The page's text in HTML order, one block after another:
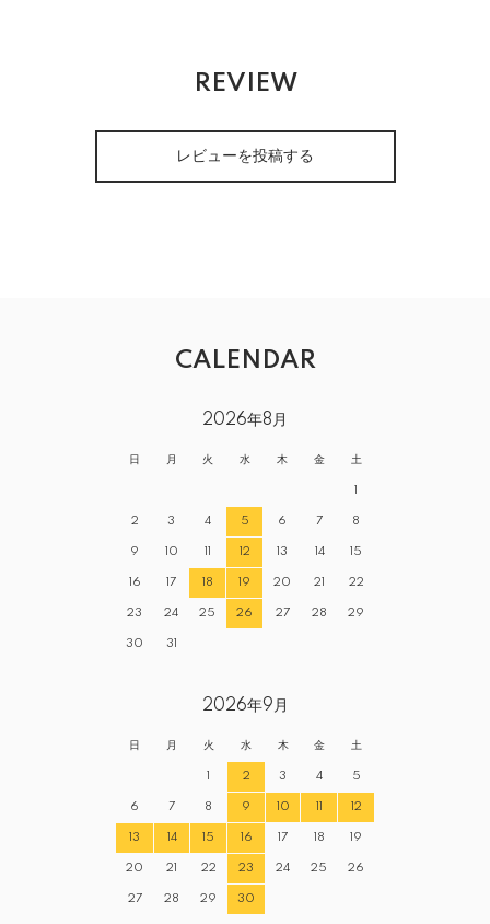
REVIEW
レビューを投稿する
CALENDAR
2026年8月
日 月 火 水 木 金 土
1
2 3 4 5 6 7 8
9 10 11 12 13 14 15
16 17 18 19 20 21 22
23 24 25 26 27 28 29
30 31
2026年9月
日 月 火 水 木 金 土
1 2 3 4 5
6 7 8 9 10 11 12
13 14 15 16 17 18 19
20 21 22 23 24 25 26
27 28 29 30